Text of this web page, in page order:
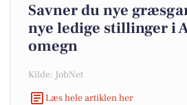
Savner du nye
nye ledige stillinger i
omegn
Kilde: JobNet
Læs hele artiklen her